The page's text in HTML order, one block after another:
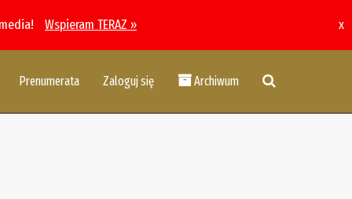
Wspieram TERAZ » x
Prenumerata Zaloguj się Archiwum